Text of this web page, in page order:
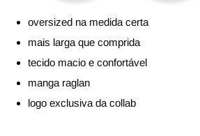
oversized na medida certa
mais larga que comprida
tecido macio e confortável
manga raglan
logo exclusiva da collab